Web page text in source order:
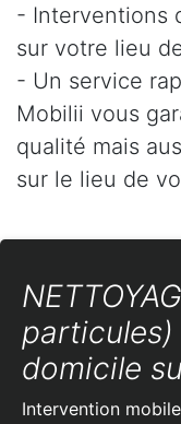
- Interventions
sur votre lieu
- Un service
Mobilii vous
qualité mais
sur le lieu de
particules)
domicile
Intervention